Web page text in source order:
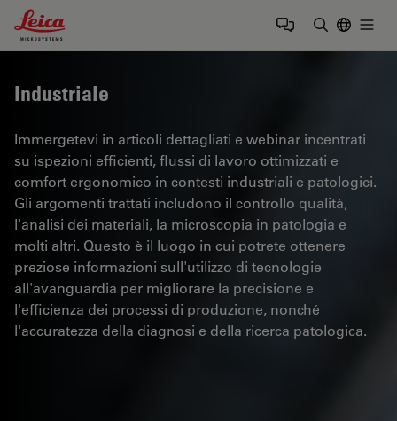
Leica Microsystems Logo
Industriale
Immergetevi in articoli dettagliati e webinar incentrati
su ispezioni efficienti, flussi di lavoro ottimizzati e
comfort ergonomico in contesti industriali e patologici.
Gli argomenti trattati includono il controllo qualità,
l'analisi dei materiali, la microscopia in patologia e
molti altri. Questo è il luogo in cui potrete ottenere
preziose informazioni sull'utilizzo di tecnologie
all'avanguardia per migliorare la precisione e
l'efficienza dei processi di produzione, nonché
l'accuratezza della diagnosi e della ricerca patologica.